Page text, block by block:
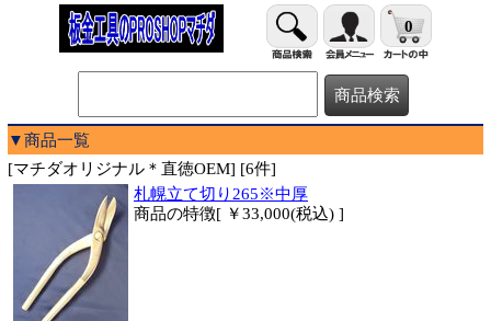
0
▼商品一覧
[マチダオリジナル＊直徳OEM] [6件]
札幌立て切り265※中厚
商品の特徴[ ￥33,000(税込) ]